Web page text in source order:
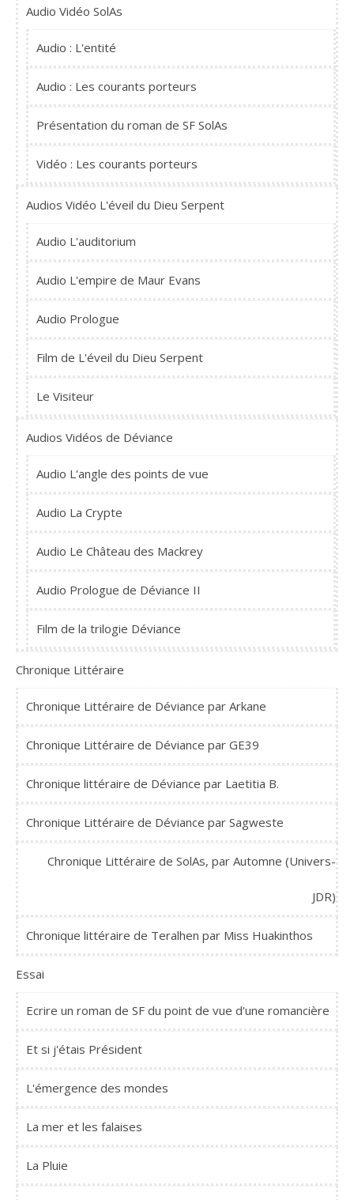
Audio Vidéo SolAs
Audio : L'entité
Audio : Les courants porteurs
Présentation du roman de SF SolAs
Vidéo : Les courants porteurs
Audios Vidéo L'éveil du Dieu Serpent
Audio L'auditorium
Audio L'empire de Maur Evans
Audio Prologue
Film de L'éveil du Dieu Serpent
Le Visiteur
Audios Vidéos de Déviance
Audio L'angle des points de vue
Audio La Crypte
Audio Le Château des Mackrey
Audio Prologue de Déviance II
Film de la trilogie Déviance
Chronique Littéraire
Chronique Littéraire de Déviance par Arkane
Chronique Littéraire de Déviance par GE39
Chronique littéraire de Déviance par Laetitia B.
Chronique Littéraire de Déviance par Sagweste
Chronique Littéraire de SolAs, par Automne (Univers-
JDR)
Chronique littéraire de Teralhen par Miss Huakinthos
Essai
Ecrire un roman de SF du point de vue d'une romancière
Et si j'étais Président
L'émergence des mondes
La mer et les falaises
La Pluie